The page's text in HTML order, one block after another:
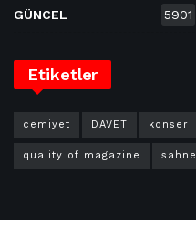
GÜNCEL 5901
Etiketler
cemiyet DAVET konser
quality of magazine sahne